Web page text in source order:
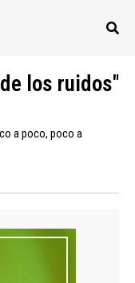
los ruidos"
a poco, poco a